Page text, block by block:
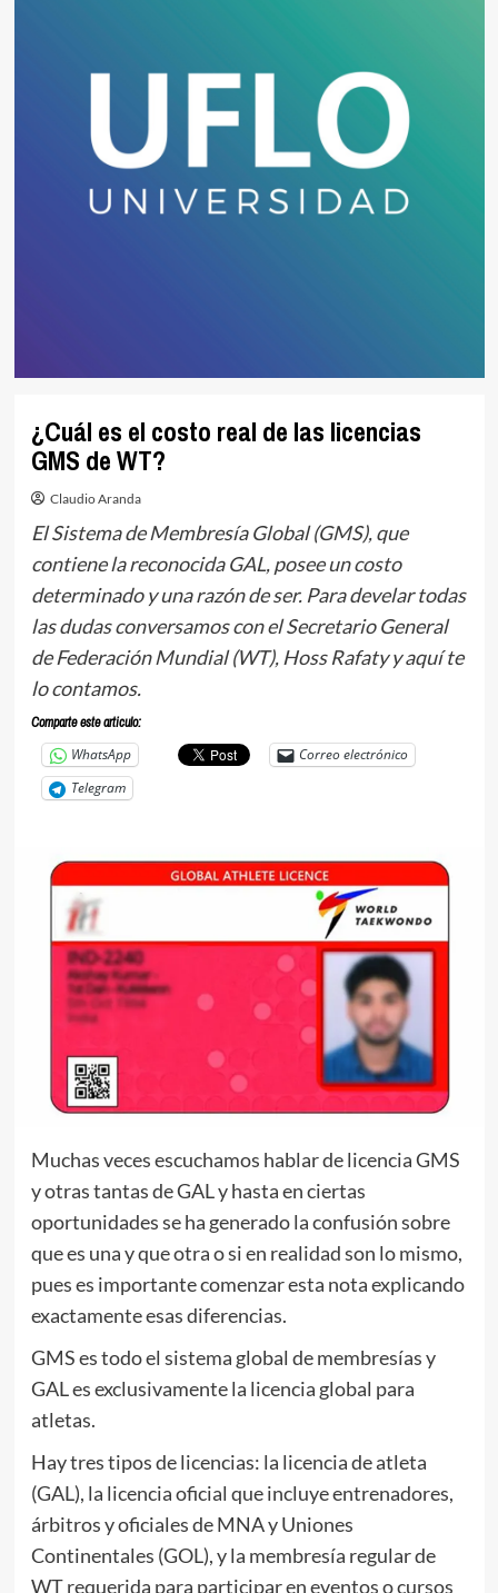
¿Cuál es el costo real de las licencias
GMS de WT?
Claudio Aranda
El Sistema de Membresía Global (GMS), que
contiene la reconocida GAL, posee un costo
determinado y una razón de ser. Para develar todas
las dudas conversamos con el Secretario General
de Federación Mundial (WT), Hoss Rafaty y aquí te
lo contamos.
Comparte este articulo:
WhatsApp
Correo electrónico
Telegram
Muchas veces escuchamos hablar de licencia GMS
y otras tantas de GAL y hasta en ciertas
oportunidades se ha generado la confusión sobre
que es una y que otra o si en realidad son lo mismo,
pues es importante comenzar esta nota explicando
exactamente esas diferencias.
GMS es todo el sistema global de membresías y
GAL es exclusivamente la licencia global para
atletas.
Hay tres tipos de licencias: la licencia de atleta
(GAL), la licencia oficial que incluye entrenadores,
árbitros y oficiales de MNA y Uniones
Continentales (GOL), y la membresía regular de
WT requerida para participar en eventos o cursos